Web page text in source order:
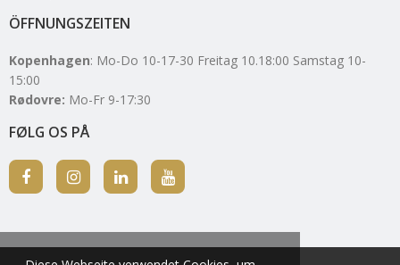
ÖFFNUNGSZEITEN
Kopenhagen: Mo-Do 10-17-30 Freitag 10.18:00 Samstag 10-
15:00
Rødovre: Mo-Fr 9-17:30
FØLG OS PÅ